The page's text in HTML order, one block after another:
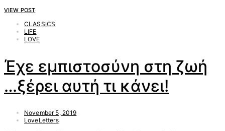
VIEW POST
CLASSICS
LIFE
LOVE
Έχε εμπιστοσύνη στη ζωή
…ξέρει αυτή τι κάνει!
November 5, 2019
LoveLetters